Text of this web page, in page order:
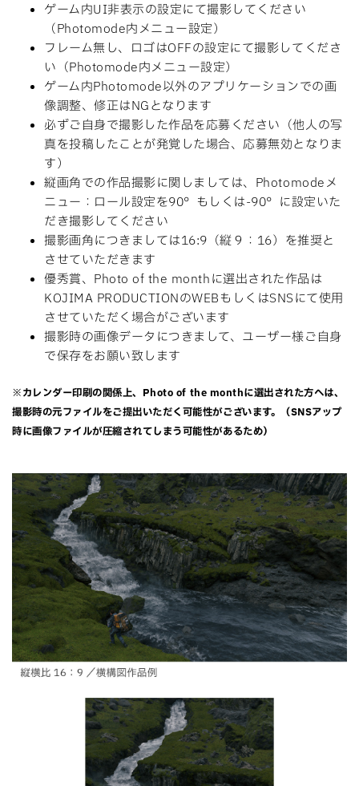
ゲーム内UI非表示の設定にて撮影してください
（Photomode内メニュー設定）
フレーム無し、ロゴはOFFの設定にて撮影してくださ
い（Photomode内メニュー設定）
ゲーム内Photomode以外のアプリケーションでの画
像調整、修正はNGとなります
必ずご自身で撮影した作品を応募ください（他人の写
真を投稿したことが発覚した場合、応募無効となりま
す）
縦画角での作品撮影に関しましては、Photomodeメ
ニュー：ロール設定を90°もしくは-90°に設定いた
だき撮影してください
撮影画角につきましては16:9（縦９：16）を推奨と
させていただきます
優秀賞、Photo of the monthに選出された作品は
KOJIMA PRODUCTIONのWEBもしくはSNSにて使用
させていただく場合がございます
撮影時の画像データにつきまして、ユーザー様ご自身
で保存をお願い致します
※カレンダー印刷の関係上、Photo of the monthに選出された方へは、
撮影時の元ファイルをご提出いただく可能性がございます。（SNSアップ
時に画像ファイルが圧縮されてしまう可能性があるため）